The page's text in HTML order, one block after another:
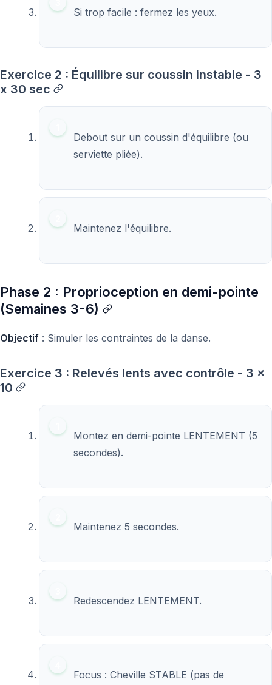
Si trop facile : fermez les yeux.
Exercice 2 : Équilibre sur coussin instable - 3
x 30 sec
Debout sur un coussin d'équilibre (ou
serviette pliée).
Maintenez l'équilibre.
Phase 2 : Proprioception en demi-pointe
(Semaines 3-6)
Objectif : Simuler les contraintes de la danse.
Exercice 3 : Relevés lents avec contrôle - 3 x
10
Montez en demi-pointe LENTEMENT (5
secondes).
Maintenez 5 secondes.
Redescendez LENTEMENT.
Focus : Cheville STABLE (pas de